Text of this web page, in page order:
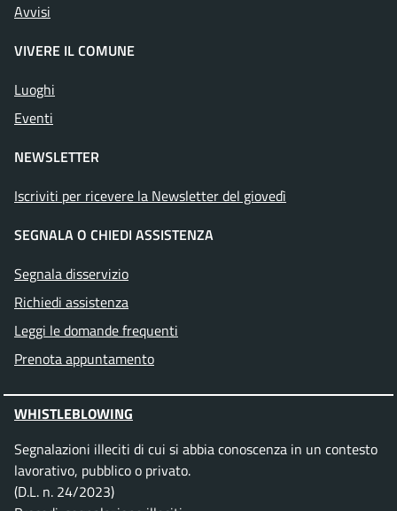
Avvisi
VIVERE IL COMUNE
Luoghi
Eventi
NEWSLETTER
Iscriviti per ricevere la Newsletter del giovedì
SEGNALA O CHIEDI ASSISTENZA
Segnala disservizio
Richiedi assistenza
Leggi le domande frequenti
Prenota appuntamento
WHISTLEBLOWING
Segnalazioni illeciti di cui si abbia conoscenza in un contesto
lavorativo, pubblico o privato.
(D.L. n. 24/2023)